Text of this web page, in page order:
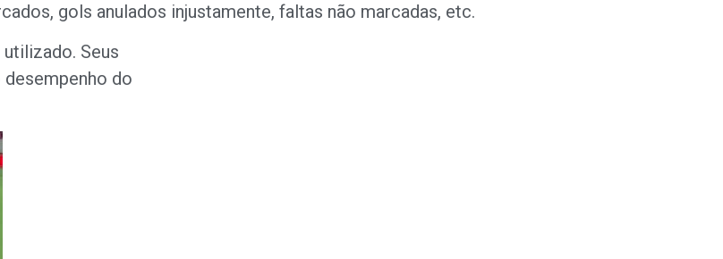
gols anulados injustamente, faltas não marcadas, etc.
Seus
do